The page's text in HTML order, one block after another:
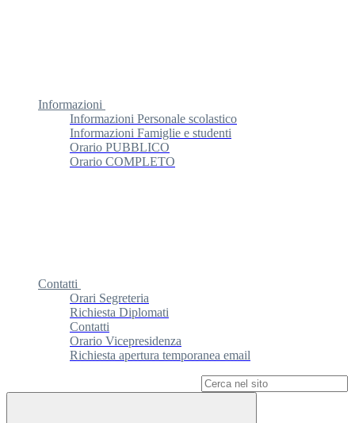
Informazioni
Informazioni Personale scolastico
Informazioni Famiglie e studenti
Orario PUBBLICO
Orario COMPLETO
Contatti
Orari Segreteria
Richiesta Diplomati
Contatti
Orario Vicepresidenza
Richiesta apertura temporanea email